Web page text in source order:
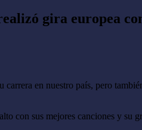
gira europea
en nuestro país, pero
con sus mejores canciones y su